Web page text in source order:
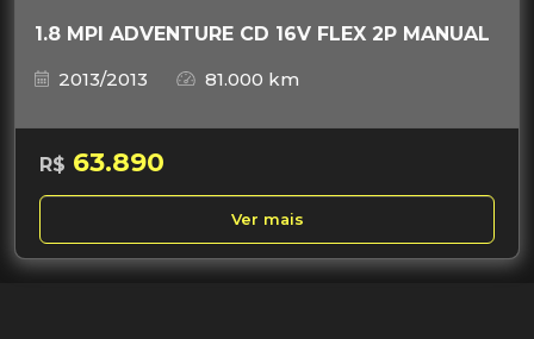
1.8 MPI ADVENTURE CD 16V FLEX 2P MANUAL
2013/2013
81.000 km
R$ 63.890
Ver mais